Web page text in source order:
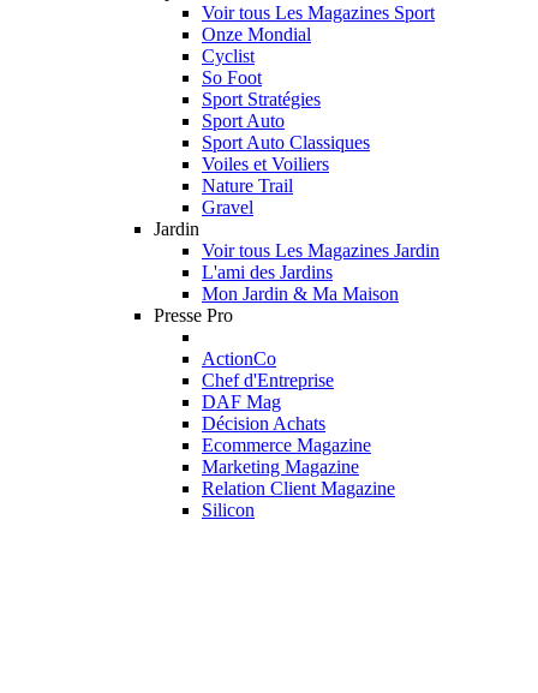
Voir tous Les Magazines Sport
Onze Mondial
Cyclist
So Foot
Sport Stratégies
Sport Auto
Sport Auto Classiques
Voiles et Voiliers
Nature Trail
Gravel
Jardin
Voir tous Les Magazines Jardin
L'ami des Jardins
Mon Jardin & Ma Maison
Presse Pro
ActionCo
Chef d'Entreprise
DAF Mag
Décision Achats
Ecommerce Magazine
Marketing Magazine
Relation Client Magazine
Silicon